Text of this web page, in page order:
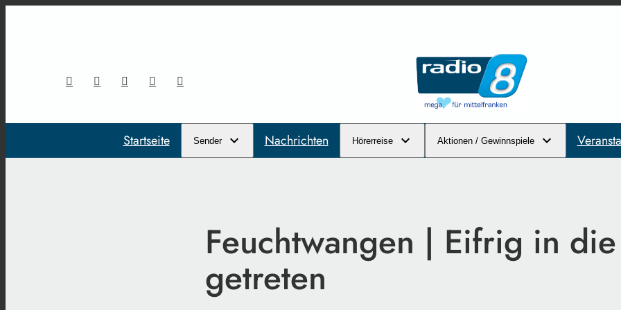
Startseite Sender Nachrichten Hörerreise Aktionen / Gewinnspiele
Feuchtwangen | Eifrig in
getreten